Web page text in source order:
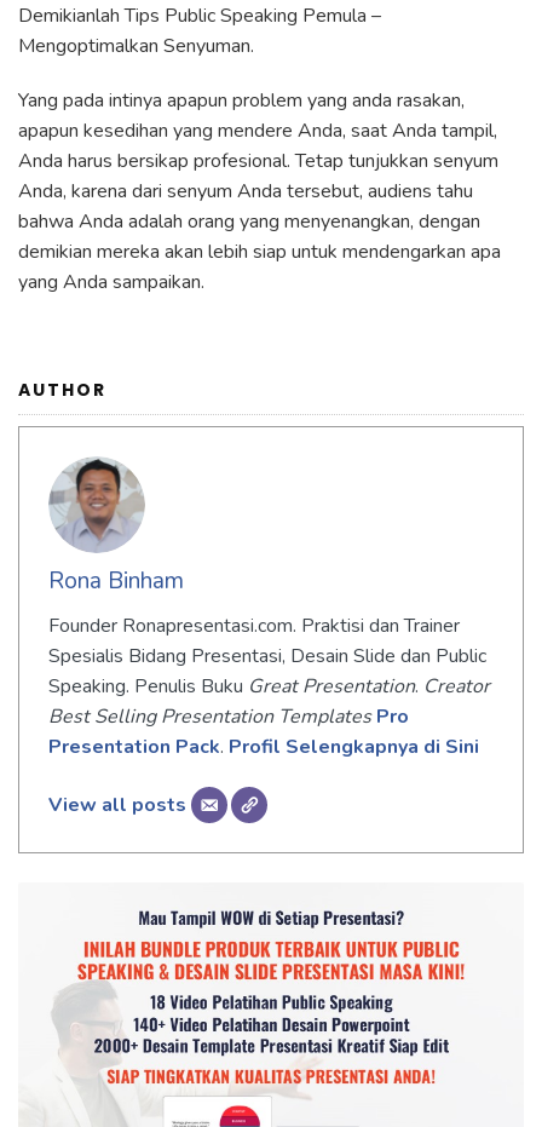
Demikianlah Tips Public Speaking Pemula –
Mengoptimalkan Senyuman.
Yang pada intinya apapun problem yang anda rasakan,
apapun kesedihan yang mendere Anda, saat Anda tampil,
Anda harus bersikap profesional. Tetap tunjukkan senyum
Anda, karena dari senyum Anda tersebut, audiens tahu
bahwa Anda adalah orang yang menyenangkan, dengan
demikian mereka akan lebih siap untuk mendengarkan apa
yang Anda sampaikan.
AUTHOR
Rona Binham
Founder Ronapresentasi.com. Praktisi dan Trainer
Spesialis Bidang Presentasi, Desain Slide dan Public
Speaking. Penulis Buku Great Presentation. Creator
Best Selling Presentation Templates Pro
Presentation Pack. Profil Selengkapnya di Sini
View all posts